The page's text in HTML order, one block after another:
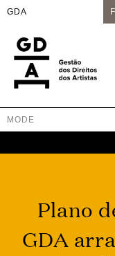
GDA
content
GDA
Juntos no mesmo palco
MODE
Plano
GDA